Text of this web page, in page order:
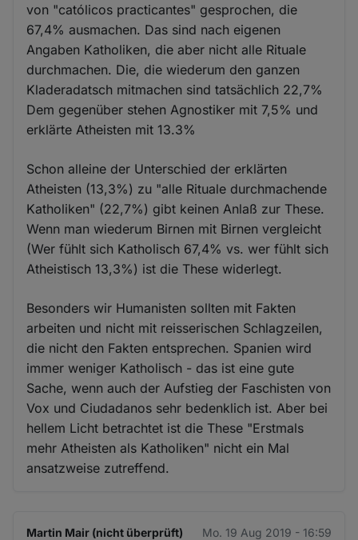
von "católicos practicantes" gesprochen, die
67,4% ausmachen. Das sind nach eigenen
Angaben Katholiken, die aber nicht alle Rituale
durchmachen. Die, die wiederum den ganzen
Kladeradatsch mitmachen sind tatsächlich 22,7%
Dem gegenüber stehen Agnostiker mit 7,5% und
erklärte Atheisten mit 13.3%
Schon alleine der Unterschied der erklärten
Atheisten (13,3%) zu "alle Rituale durchmachende
Katholiken" (22,7%) gibt keinen Anlaß zur These.
Wenn man wiederum Birnen mit Birnen vergleicht
(Wer fühlt sich Katholisch 67,4% vs. wer fühlt sich
Atheistisch 13,3%) ist die These widerlegt.
Besonders wir Humanisten sollten mit Fakten
arbeiten und nicht mit reisserischen Schlagzeilen,
die nicht den Fakten entsprechen. Spanien wird
immer weniger Katholisch - das ist eine gute
Sache, wenn auch der Aufstieg der Faschisten von
Vox und Ciudadanos sehr bedenklich ist. Aber bei
hellem Licht betrachtet ist die These "Erstmals
mehr Atheisten als Katholiken" nicht ein Mal
ansatzweise zutreffend.
Martin Mair (nicht überprüft) Mo. 19 Aug 2019 - 16:59